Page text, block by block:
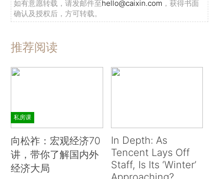
如有意愿转载，请发邮件至hello@caixin.com ，获得书面
确认及授权后，方可转载。
推荐阅读
私房课
向松祚：宏观经济70
讲，带你了解国内外
经济大局
In Depth: As
Tencent Lays Off
Staff, Is Its ‘Winter’